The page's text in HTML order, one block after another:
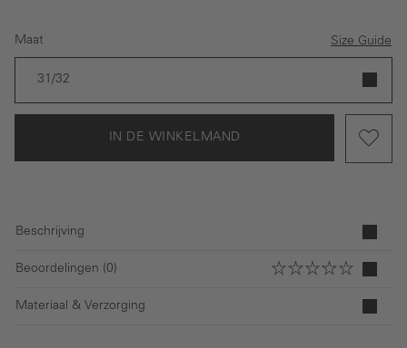
Maat Size Guide
31/32
IN DE WINKELMAND
Beschrijving
Beoordelingen (0)
Materiaal & Verzorging